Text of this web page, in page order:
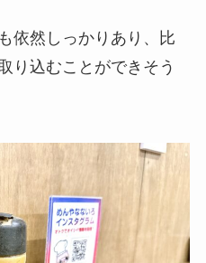
依然しっかりあり、比
り込むことができそう